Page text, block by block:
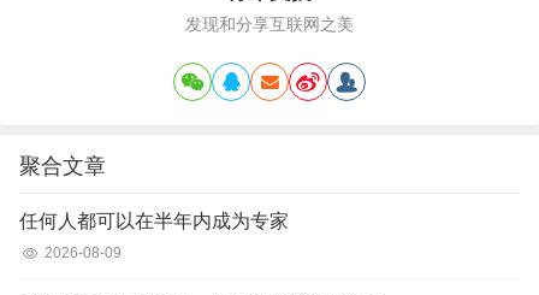
发现和分享互联网之美
聚合文章
任何人都可以在半年内成为专家
2026-08-09